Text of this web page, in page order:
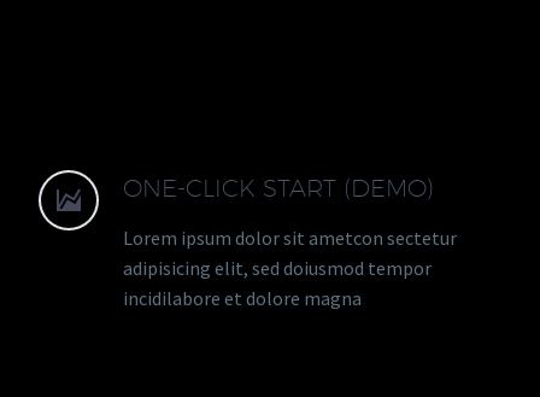

 ONE-CLICK START (DEMO)
Lorem ipsum dolor sit ametcon sectetur
adipisicing elit, sed doiusmod tempor
incidilabore et dolore magna